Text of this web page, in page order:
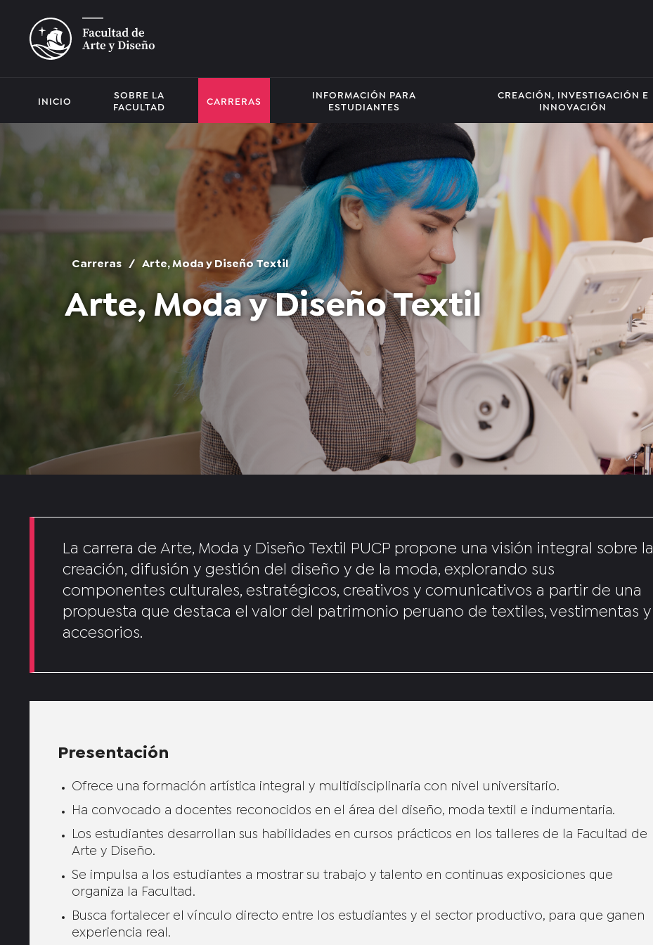
INICIO
SOBRE LA
FACULTAD
CARRERAS
INFORMACIÓN PARA
ESTUDIANTES
CREACIÓN, INVESTIGACIÓN E
INNOVACIÓN
Carreras / Arte, Moda y Diseño Textil
Arte, Moda y Diseño Textil
La carrera de Arte, Moda y Diseño Textil PUCP propone una visión integral sobre la
creación, difusión y gestión del diseño y de la moda, explorando sus
componentes culturales, estratégicos, creativos y comunicativos a partir de una
propuesta que destaca el valor del patrimonio peruano de textiles, vestimentas y
accesorios.
Presentación
Ofrece una formación artística integral y multidisciplinaria con nivel universitario.
Ha convocado a docentes reconocidos en el área del diseño, moda textil e indumentaria.
Los estudiantes desarrollan sus habilidades en cursos prácticos en los talleres de la Facultad de
Arte y Diseño.
Se impulsa a los estudiantes a mostrar su trabajo y talento en continuas exposiciones que
organiza la Facultad.
Busca fortalecer el vínculo directo entre los estudiantes y el sector productivo, para que ganen
experiencia real.